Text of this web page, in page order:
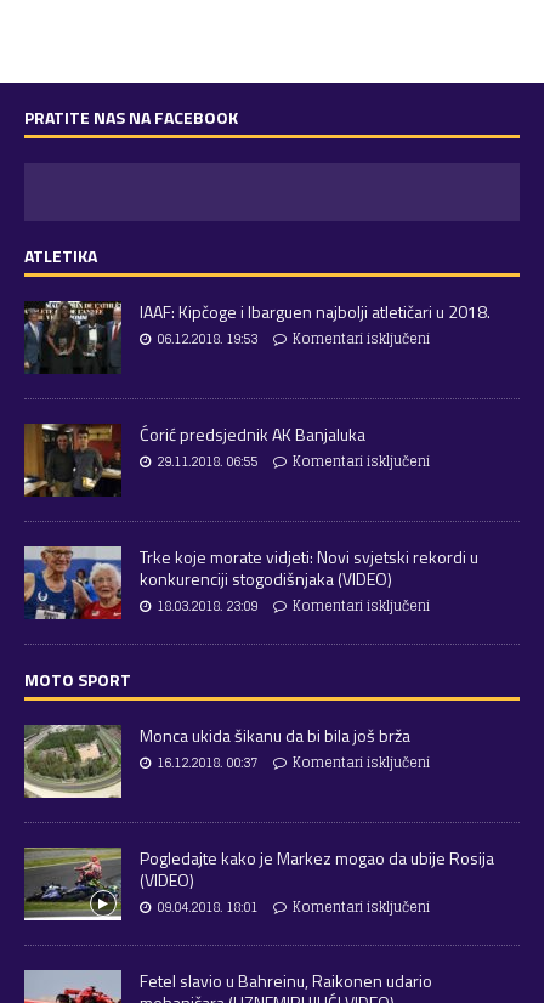
PRATITE NAS NA FACEBOOK
ATLETIKA
IAAF: Kipčoge i Ibarguen najbolji atletičari u 2018.
06.12.2018. 19:53 Komentari isključeni
Ćorić predsjednik AK Banjaluka
29.11.2018. 06:55 Komentari isključeni
Trke koje morate vidjeti: Novi svjetski rekordi u
konkurenciji stogodišnjaka (VIDEO)
18.03.2018. 23:09 Komentari isključeni
MOTO SPORT
Monca ukida šikanu da bi bila još brža
16.12.2018. 00:37 Komentari isključeni
Pogledajte kako je Markez mogao da ubije Rosija
(VIDEO)
09.04.2018. 18:01 Komentari isključeni
Fetel slavio u Bahreinu, Raikonen udario